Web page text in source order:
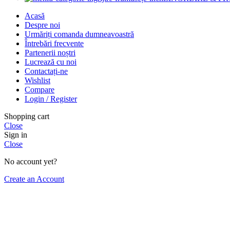
Acasă
Despre noi
Urmăriți comanda dumneavoastră
Întrebări frecvente
Partenerii noștri
Lucrează cu noi
Contactați-ne
Wishlist
Compare
Login / Register
Shopping cart
Close
Sign in
Close
No account yet?
Create an Account